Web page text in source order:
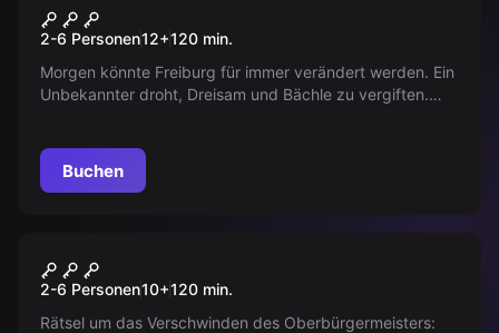
City Challenge
2-6 Personen12+120 min.
Morgen könnte Freiburg für immer verändert werden. Ein
Unbekannter droht, Dreisam und Bächle zu vergiften.
Buchen
ENTFÜHRUNG
2-6 Personen10+120 min.
Rätsel um das Verschwinden des Oberbürgermeisters: